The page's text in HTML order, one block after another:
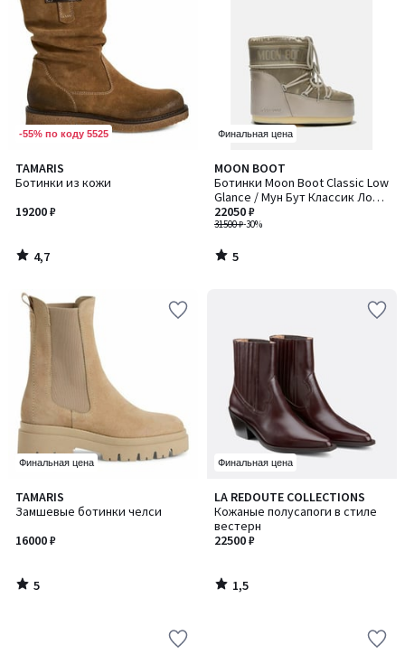
-55% по коду 5525
TAMARIS
Ботинки из кожи
19200 ₽
4,7
/ 5
4,7
/
Финальная цена
MOON BOOT
Ботинки Moon Boot Classic Low
Glance / Мун Бут Классик Лоу
Гланс
31500 ₽-30%
22050 ₽
5
/
5
5
/
Финальная цена
TAMARIS
Замшевые ботинки челси
16000 ₽
5
/
5
/
Финальная цена
LA REDOUTE COLLECTIONS
Кожаные полусапоги в стиле
вестерн
22500 ₽
1,5
/ 5
1,5
/